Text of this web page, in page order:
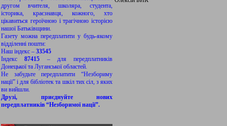
другом вчителя, школяра, студента,
історика, краєзнавця, кожного, хто
цікавиться героїчною і трагічною історією
нашої Батьківщини.
Газету можна передплатити у будь-якому
відділенні пошти:
Наш індекс – 33545
Індекс87415 – для передплатників
Донецької та Луганської областей.
Не забудьте передплатити “Незбориму
нації” і для бібліотек та шкіл тих сіл, з яких
ви вийшли.
Друзі, приєднуйте нових
передплатників “Незборимої нації”.